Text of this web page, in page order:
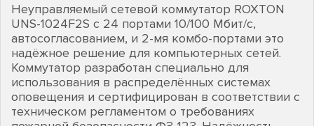
Неуправляемый сетевой коммутатор ROXTON
UNS-1024F2S с 24 портами 10/100 Мбит/с,
автосогласованием, и 2-мя комбо-портами это
надёжное решение для компьютерных сетей.
Коммутатор разработан специально для
использования в распределённых системах
оповещения и сертифицирован в соответствии с
техническом регламентом о требованиях